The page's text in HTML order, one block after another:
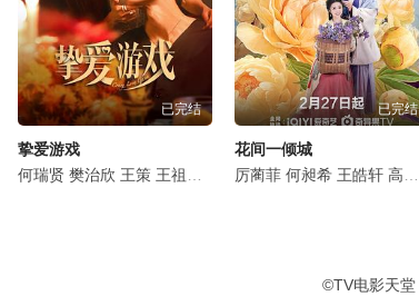
李会长 李子雄 孟西 鲍大志 白凯南 斯外戈
已完结
挚爱游戏
何瑞贤 樊治欣 王策 王祖一 黄乔 杨子菲
已完结
花间一倾城
厉蔺菲 何昶希 王皓轩 高基才
©TV电影天堂